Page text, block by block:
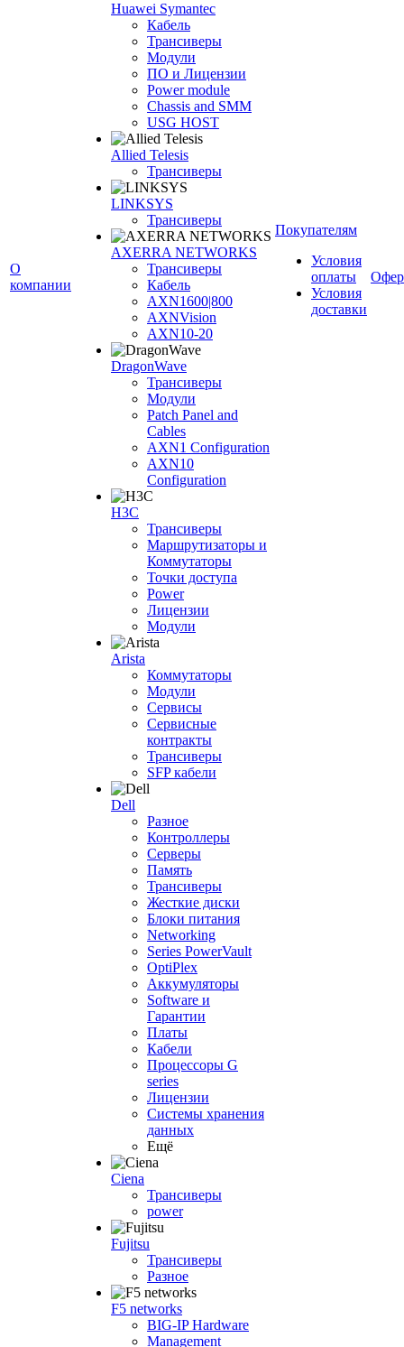
О
компании
Huawei Symantec
Кабель
Трансиверы
Модули
ПО и Лицензии
Power module
Chassis and SMM
USG HOST
Allied Telesis
Трансиверы
LINKSYS
Трансиверы
AXERRA NETWORKS
Трансиверы
Кабель
AXN1600|800
AXNVision
AXN10-20
DragonWave
Трансиверы
Модули
Patch Panel and
Cables
AXN1 Configuration
AXN10
Configuration
H3С
Трансиверы
Маршрутизаторы и
Коммутаторы
Точки доступа
Power
Лицензии
Модули
Arista
Коммутаторы
Модули
Сервисы
Сервисные
контракты
Трансиверы
SFP кабели
Dell
Разное
Контроллеры
Серверы
Память
Трансиверы
Жесткие диски
Блоки питания
Networking
Series PowerVault
OptiPlex
Аккумуляторы
Software и
Гарантии
Платы
Кабели
Процессоры G
series
Лицензии
Системы хранения
данных
Ещё
Ciena
Трансиверы
power
Fujitsu
Трансиверы
Разное
F5 networks
BIG-IP Hardware
Management
Покупателям
Условия
оплаты
Условия
доставки